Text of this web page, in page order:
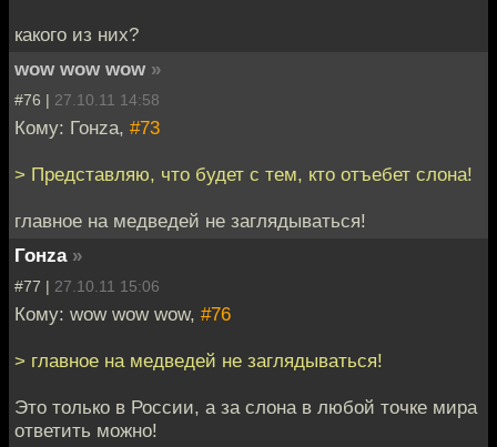
какого из них?
wow wow wow »
#76 | 27.10.11 14:58
Кому: Гонzа, #73
> Представляю, что будет с тем, кто отъебет слона!
главное на медведей не заглядываться!
Гонzа »
#77 | 27.10.11 15:06
Кому: wow wow wow, #76
> главное на медведей не заглядываться!
Это только в России, а за слона в любой точке мира
ответить можно!